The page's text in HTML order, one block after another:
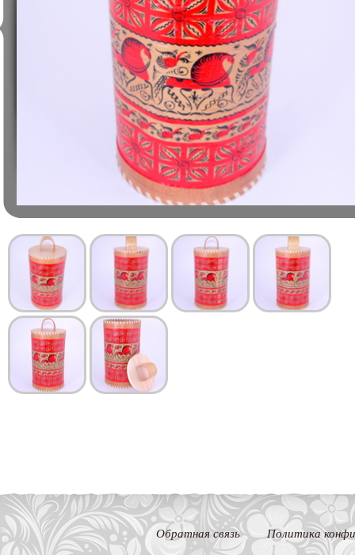
Обратная связь Политика